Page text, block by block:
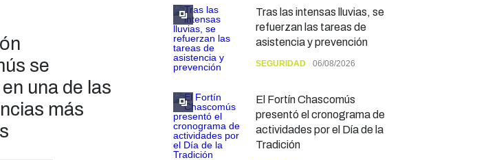
se
una de las
más
Tras las intensas lluvias, se
refuerzan las tareas de
asistencia y prevención
SEGURIDAD 06/08/2026
El Fortín Chascomús
presentó el cronograma de
actividades por el Día de la
Tradición